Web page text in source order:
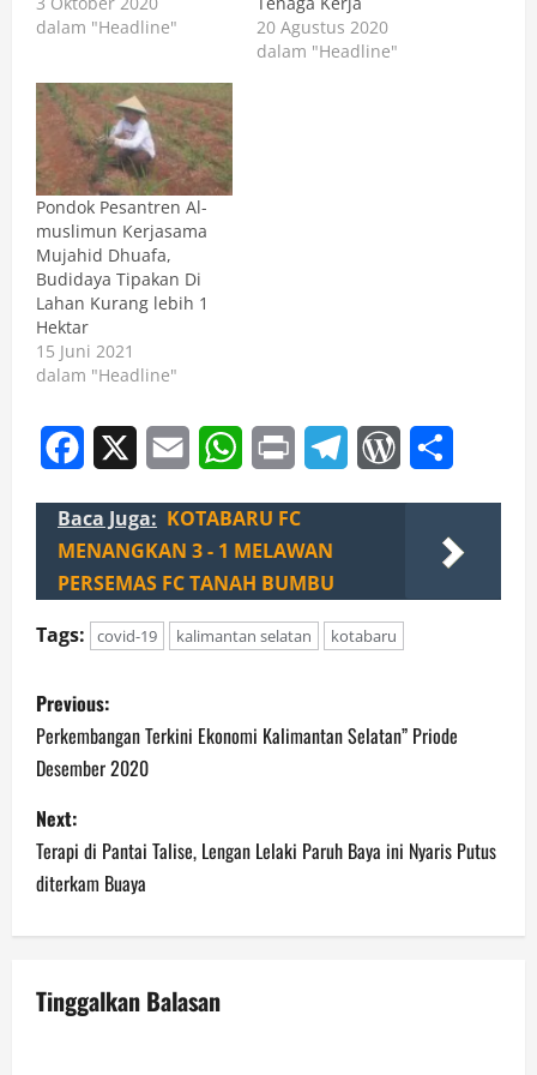
dalam "Headline"
20 Agustus 2020
dalam "Headline"
Pondok Pesantren Al-
muslimun Kerjasama
Mujahid Dhuafa,
Budidaya Tipakan Di
Lahan Kurang lebih 1
Hektar
15 Juni 2021
dalam "Headline"
Facebook Email WhatsApp
Print TelegramWordPress
Baca Juga: KOTABARU FC
MENANGKAN 3 - 1 MELAWAN
PERSEMAS FC TANAH BUMBU
Tags:
covid-19 kalimantan selatan kotabaru
P
o
s
t
n
a
v
Previous:
Perkembangan Terkini Ekonomi Kalimantan Selatan” Priode
Desember 2020
Next:
Terapi di Pantai Talise, Lengan Lelaki Paruh Baya ini Nyaris Putus
diterkam Buaya
Tinggalkan Balasan